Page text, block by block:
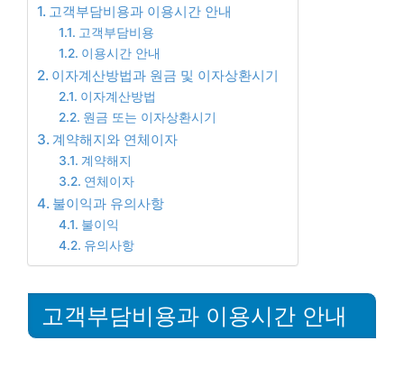
고객부담비용과 이용시간 안내
고객부담비용
이용시간 안내
이자계산방법과 원금 및 이자상환시기
이자계산방법
원금 또는 이자상환시기
계약해지와 연체이자
계약해지
연체이자
불이익과 유의사항
불이익
유의사항
고객부담비용과 이용시간 안내